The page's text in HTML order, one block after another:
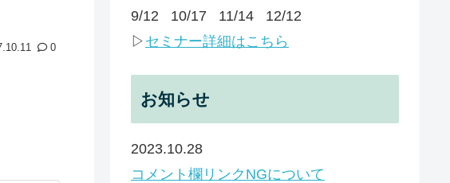
0
9/12 10/17 11/14 12/12
▷ セミナー詳細はこちら
お知らせ
2023.10.28
コメント欄リンクNGについて